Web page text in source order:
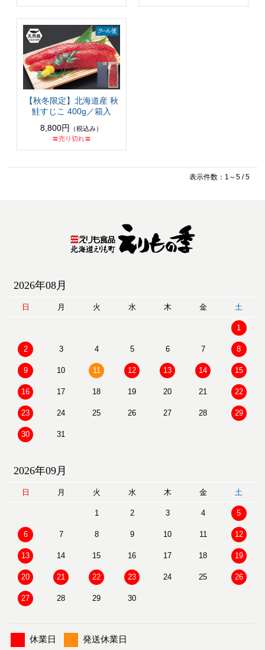
【秋冬限定】北海道産 秋
鮭すじこ 400g／箱入
8,800円
（税込み）
〓売り切れ〓
表示件数：1～5 / 5
2026年08月
日 月 火 水 木 金 土
1
2 3 4 5 6 7 8
9 10 11 12 13 14 15
16 17 18 19 20 21 22
23 24 25 26 27 28 29
30 31
2026年09月
日 月 火 水 木 金 土
1 2 3 4 5
6 7 8 9 10 11 12
13 14 15 16 17 18 19
20 21 22 23 24 25 26
27 28 29 30
休業日 発送休業日